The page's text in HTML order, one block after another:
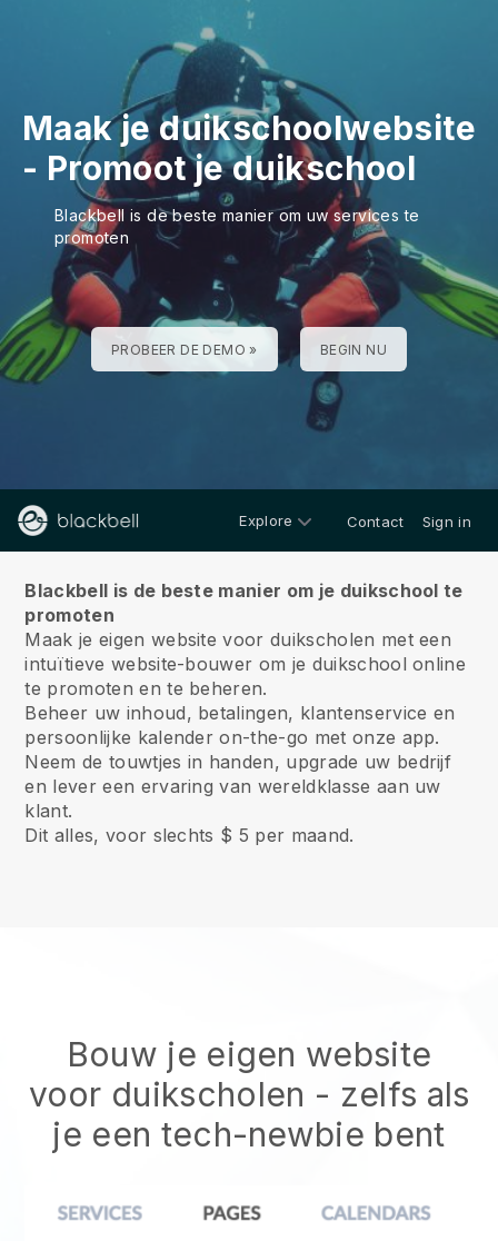
Maak je duikschoolwebsite
- Promoot je duikschool
Blackbell is de beste manier om uw services te
promoten
PROBEER DE DEMO » BEGIN NU
Explore Contact Sign in
Blackbell is de beste manier om je duikschool te
promoten
Maak je eigen website voor duikscholen met een
intuïtieve website-bouwer om je duikschool online
te promoten en te beheren.
Beheer uw inhoud, betalingen, klantenservice en
persoonlijke kalender on-the-go met onze app.
Neem de touwtjes in handen, upgrade uw bedrijf
en lever een ervaring van wereldklasse aan uw
klant.
Dit alles, voor slechts $ 5 per maand.
Bouw je eigen website
voor duikscholen - zelfs als
je een tech-newbie bent